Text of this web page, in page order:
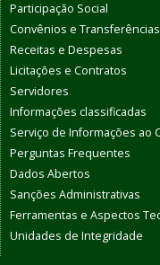
Participação Social
Convênios e Transferências
Receitas e Despesas
Licitações e Contratos
Servidores
Informações classificadas
Serviço de Informações ao
Perguntas Frequentes
Dados Abertos
Sanções Administrativas
Ferramentas e Aspectos
Unidades de Integridade